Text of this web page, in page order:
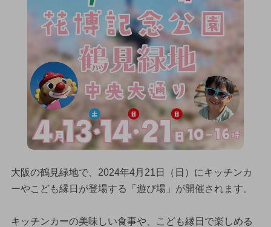
大阪の鶴見緑地で、2024年4月21日（日）にキッチンカ
ーやこども縁日が登場する「遊び場」が開催されます。
キッチンカーの美味しい食事や、こども縁日で楽しめる